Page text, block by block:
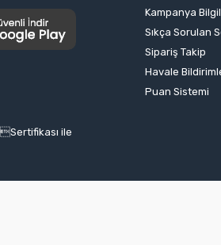
ile
Kampanya
Sıkça Sorulan
Sipariş Takip
Havale
Puan Sistemi